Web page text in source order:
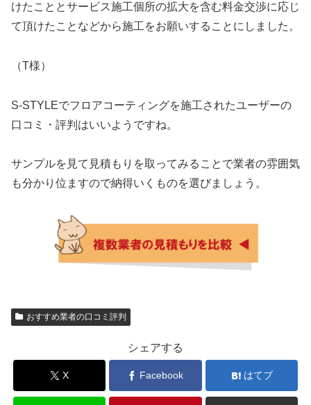
けたこととサービス施工個所の拡大を含む料金交渉に応じ
て頂けたことなどから施工をお願いすることにしました。
（T様）
S-STYLEでフロアコーティングを施工されたユーザーの
口コミ・評判はいいようですね。
サンプルを見て見積もりを取ってみることで業者の雰囲気
も分かり位ますので納得いくものを選びましょう。
おすすめ業者の口コミ評判
シェアする
X Facebook はてブ